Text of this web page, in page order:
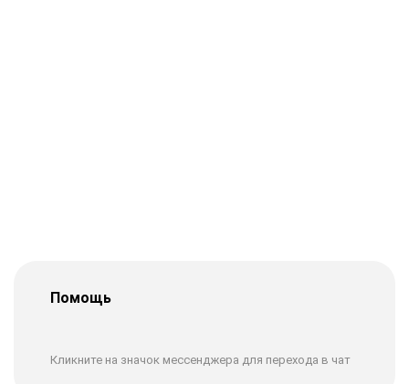
Помощь
Кликните на значок мессенджера для перехода в чат